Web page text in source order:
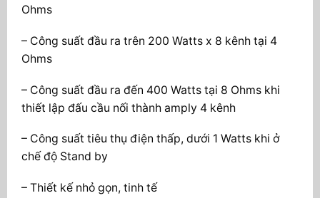
Ohms
– Công suất đầu ra trên 200 Watts x 8 kênh tại 4
Ohms
– Công suất đầu ra đến 400 Watts tại 8 Ohms khi
thiết lập đấu cầu nối thành amply 4 kênh
– Công suất tiêu thụ điện thấp, dưới 1 Watts khi ở
chế độ Stand by
– Thiết kế nhỏ gọn, tinh tế